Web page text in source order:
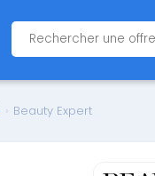
› Beauty Expert